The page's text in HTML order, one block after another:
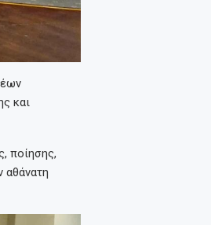
και
ποίησης,
αθάνατη